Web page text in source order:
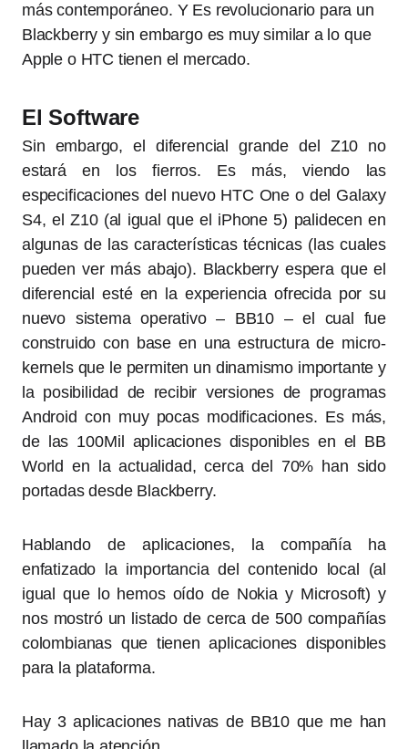
más contemporáneo. Y Es revolucionario para un
Blackberry y sin embargo es muy similar a lo que
Apple o HTC tienen el mercado.
El Software
Sin embargo, el diferencial grande del Z10 no
estará en los fierros. Es más, viendo las
especificaciones del nuevo HTC One o del Galaxy
S4, el Z10 (al igual que el iPhone 5) palidecen en
algunas de las características técnicas (las cuales
pueden ver más abajo). Blackberry espera que el
diferencial esté en la experiencia ofrecida por su
nuevo sistema operativo – BB10 – el cual fue
construido con base en una estructura de micro-
kernels que le permiten un dinamismo importante y
la posibilidad de recibir versiones de programas
Android con muy pocas modificaciones. Es más,
de las 100Mil aplicaciones disponibles en el BB
World en la actualidad, cerca del 70% han sido
portadas desde Blackberry.
Hablando de aplicaciones, la compañía ha
enfatizado la importancia del contenido local (al
igual que lo hemos oído de Nokia y Microsoft) y
nos mostró un listado de cerca de 500 compañías
colombianas que tienen aplicaciones disponibles
para la plataforma.
Hay 3 aplicaciones nativas de BB10 que me han